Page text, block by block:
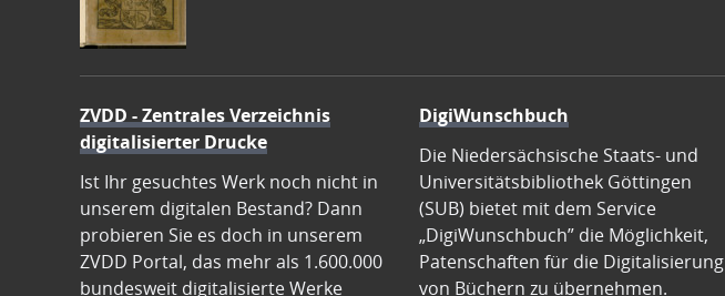
ZVDD - Zentrales Verzeichnis
digitalisierter Drucke
Ist Ihr gesuchtes Werk noch nicht in
unserem digitalen Bestand? Dann
probieren Sie es doch in unserem
ZVDD Portal, das mehr als 1.600.000
bundesweit digitalisierte Werke
DigiWunschbuch
Die Niedersächsische Staats- und
Universitätsbibliothek Göttingen
(SUB) bietet mit dem Service
„DigiWunschbuch” die Möglichkeit,
Patenschaften für die Digitalisierung
von Büchern zu übernehmen.